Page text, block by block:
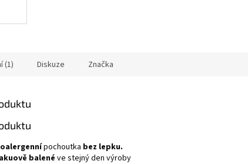
(1) Diskuze Značka
pochoutka bez lepku.
balené ve stejný den výroby